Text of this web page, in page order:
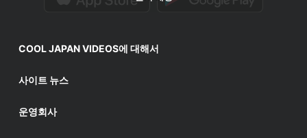
COOL JAPAN VIDEOS에 대해서
사이트 뉴스
운영회사